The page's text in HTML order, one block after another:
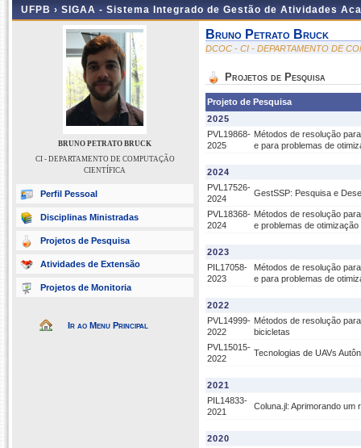
UFPB › SIGAA - Sistema Integrado de Gestão de Atividades
BRUNO PETRATO BRUCK
CI - DEPARTAMENTO DE COMPUTAÇÃO
CIENTÍFICA
Perfil Pessoal
Disciplinas Ministradas
Projetos de Pesquisa
Atividades de Extensão
Projetos de Monitoria
Ir ao Menu Principal
Bruno Petrato Bruck
DCOC - CI - DEPARTAMENTO DE
Projetos de Pesquisa
Projeto de Pesquisa
2025
PVL19868-
2025
Métodos de resolução
e para problemas de
2024
PVL17526-
2024
GestSSP: Pesquisa e
PVL18368-
2024
Métodos de resolução
e problemas de
2023
PIL17058-
2023
Métodos de resolução
e para problemas de
2022
PVL14999-
2022
Métodos de resolução
bicicletas
PVL15015-
2022
Tecnologias de UAVs
2021
PIL14833-
2021
Coluna.jl: Aprimorando
2020